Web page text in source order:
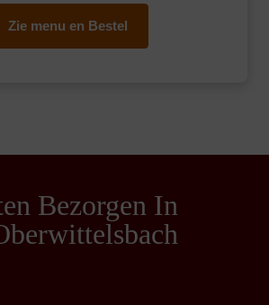
Zie menu en Bestel
Bezorgen In